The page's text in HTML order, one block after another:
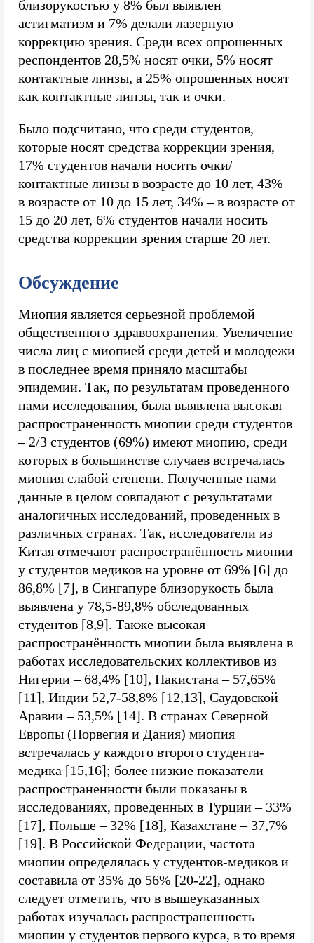
близорукостью у 8% был выявлен
астигматизм и 7% делали лазерную
коррекцию зрения. Среди всех опрошенных
респондентов 28,5% носят очки, 5% носят
контактные линзы, а 25% опрошенных носят
как контактные линзы, так и очки.
Было подсчитано, что среди студентов,
которые носят средства коррекции зрения,
17% студентов начали носить очки/
контактные линзы в возрасте до 10 лет, 43% –
в возрасте от 10 до 15 лет, 34% – в возрасте от
15 до 20 лет, 6% студентов начали носить
средства коррекции зрения старше 20 лет.
Обсуждение
Миопия является серьезной проблемой
общественного здравоохранения. Увеличение
числа лиц с миопией среди детей и молодежи
в последнее время приняло масштабы
эпидемии. Так, по результатам проведенного
нами исследования, была выявлена высокая
распространенность миопии среди студентов
– 2/3 студентов (69%) имеют миопию, среди
которых в большинстве случаев встречалась
миопия слабой степени. Полученные нами
данные в целом совпадают с результатами
аналогичных исследований, проведенных в
различных странах. Так, исследователи из
Китая отмечают распространённость миопии
у студентов медиков на уровне от 69% [6] до
86,8% [7], в Сингапуре близорукость была
выявлена у 78,5-89,8% обследованных
студентов [8,9]. Также высокая
распространённость миопии была выявлена в
работах исследовательских коллективов из
Нигерии – 68,4% [10], Пакистана – 57,65%
[11], Индии 52,7-58,8% [12,13], Саудовской
Аравии – 53,5% [14]. В странах Северной
Европы (Норвегия и Дания) миопия
встречалась у каждого второго студента-
медика [15,16]; более низкие показатели
распространенности были показаны в
исследованиях, проведенных в Турции – 33%
[17], Польше – 32% [18], Казахстане – 37,7%
[19]. В Российской Федерации, частота
миопии определялась у студентов-медиков и
составила от 35% до 56% [20-22], однако
следует отметить, что в вышеуказанных
работах изучалась распространенность
миопии у студентов первого курса, в то время